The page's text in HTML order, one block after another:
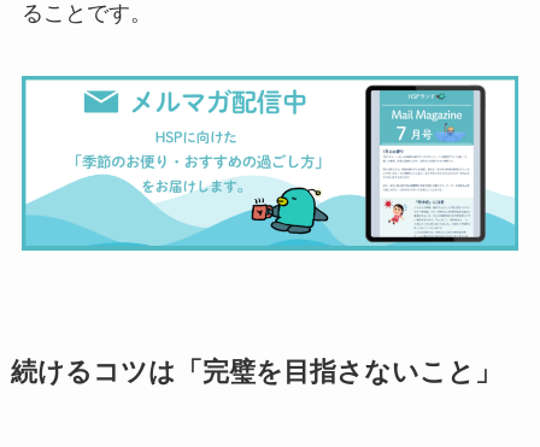
ることです。
続けるコツは「完璧を目指さないこと」